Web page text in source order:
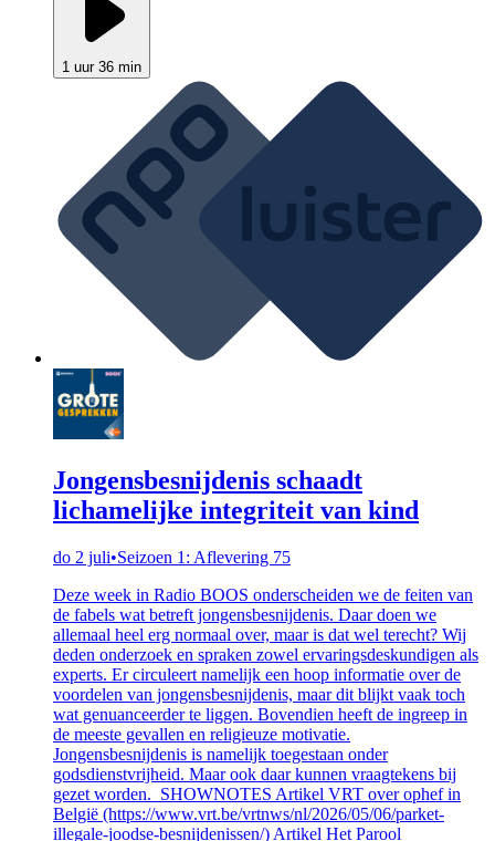
1 uur 36 min
Jongensbesnijdenis schaadt
lichamelijke integriteit van kind
do 2 juli•Seizoen 1: Aflevering 75
Deze week in Radio BOOS onderscheiden we de feiten van
de fabels wat betreft jongensbesnijdenis. Daar doen we
allemaal heel erg normaal over, maar is dat wel terecht? Wij
deden onderzoek en spraken zowel ervaringsdeskundigen als
experts. Er circuleert namelijk een hoop informatie over de
voordelen van jongensbesnijdenis, maar dit blijkt vaak toch
wat genuanceerder te liggen. Bovendien heeft de ingreep in
de meeste gevallen en religieuze motivatie.
Jongensbesnijdenis is namelijk toegestaan onder
godsdienstvrijheid. Maar ook daar kunnen vraagtekens bij
gezet worden. SHOWNOTES Artikel VRT over ophef in
België (https://www.vrt.be/vrtnws/nl/2026/05/06/parket-
illegale-joodse-besnijdenissen/) Artikel Het Parool